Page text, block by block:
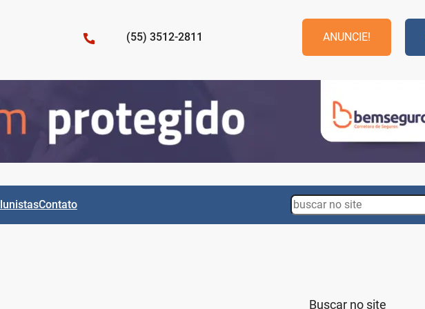
(55) 3512-2811 ANUNCIE!
Contato Search
Buscar no site